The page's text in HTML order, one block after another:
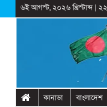
৬ই আগস্ট, ২০২৬ খ্রিস্টাব্দ|
কানাডা বাংলাদেশ